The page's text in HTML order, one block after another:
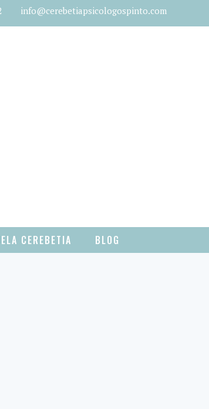
info@cerebetiapsicologospinto.com
CEREBETIA BLOG